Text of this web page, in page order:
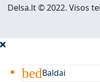
Delsa.lt © 2022. Visos
bedBaldai